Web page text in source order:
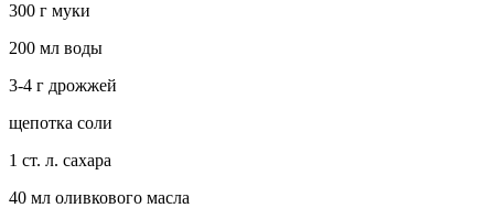
300 г муки
200 мл воды
3-4 г дрожжей
щепотка соли
1 ст. л. сахара
40 мл оливкового масла